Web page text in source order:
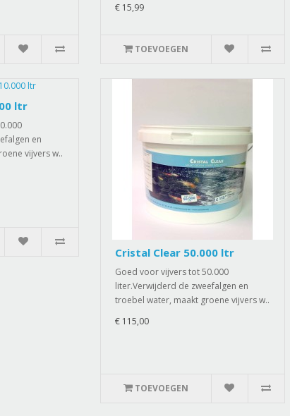
€ 15,99
TOEVOEGEN
ltr
en
vijvers w..
Cristal Clear 50.000 ltr
Goed voor vijvers tot 50.000
liter.Verwijderd de zweefalgen en
troebel water, maakt groene vijvers w..
€ 115,00
TOEVOEGEN